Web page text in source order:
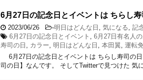
6月27日の記念日とイベントは ちらし
2023/06/26 -明日はどんな日 , 気になる, 記
6月27日の記念日とイベント , 6月27日有名人
寿司の日 , カラー, 明日はどんな日 , 本田翼, 運転
6月27日の記念日とイベントは ちらし寿司の
司の日】なんです。 そしてTwitterで見つけた